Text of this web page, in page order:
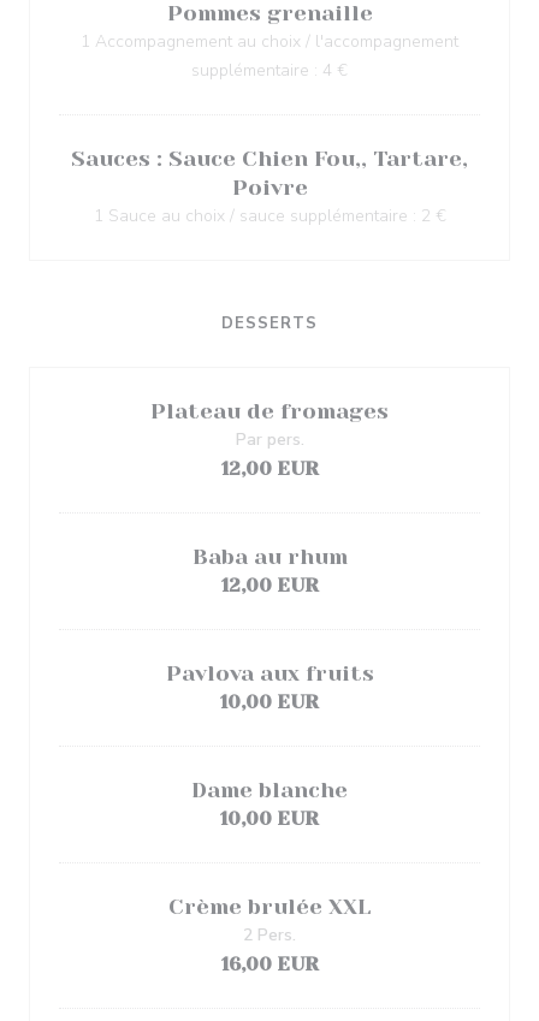
Pommes grenaille
1 Accompagnement au choix / l'accompagnement
supplémentaire : 4 €
Sauces : Sauce Chien Fou,, Tartare,
Poivre
1 Sauce au choix / sauce supplémentaire : 2 €
DESSERTS
Plateau de fromages
12,00 EUR
Par pers.
Baba au rhum
12,00 EUR
Pavlova aux fruits
10,00 EUR
Dame blanche
10,00 EUR
Crème brulée XXL
16,00 EUR
2 Pers.